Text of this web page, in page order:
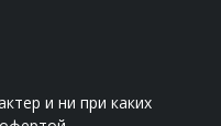
и ни при каких